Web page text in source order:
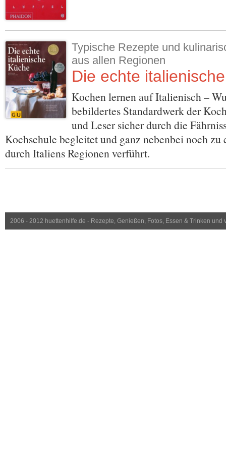
Typische Rezepte und
aus allen Regionen
Die echte
Kochen lernen auf Italienisch –
bebildertes Standardwerk der
und Leser sicher durch die
Kochschule begleitet und ganz nebenbei noch zu
durch Italiens Regionen verführt.
2006 - 2012 huettenhilfe.de - Rezepte, Genießen, Fotos, Essen & Trinken und